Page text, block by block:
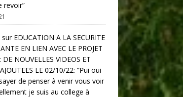
revoir”
sur EDUCATION A LA SECURITE
EN LIEN AVEC LE PROJET
DE NOUVELLES VIDEOS ET
LE 02/10/22: “Pui oui
de penser à venir vous voir
je suis au college à